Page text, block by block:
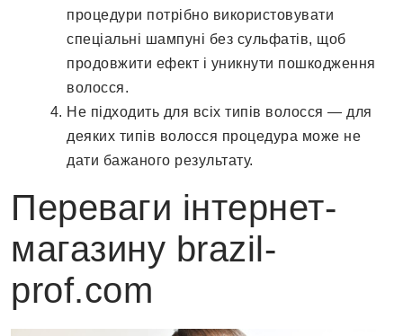
процедури потрібно використовувати
спеціальні шампуні без сульфатів, щоб
продовжити ефект і уникнути пошкодження
волосся.
Не підходить для всіх типів волосся — для
деяких типів волосся процедура може не
дати бажаного результату.
Переваги інтернет-
магазину brazil-
prof.com